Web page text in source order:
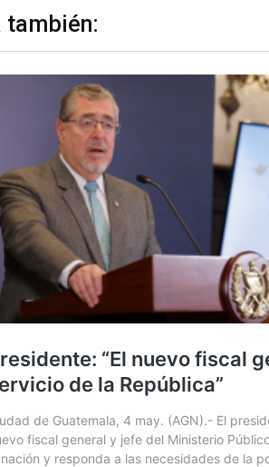
también: